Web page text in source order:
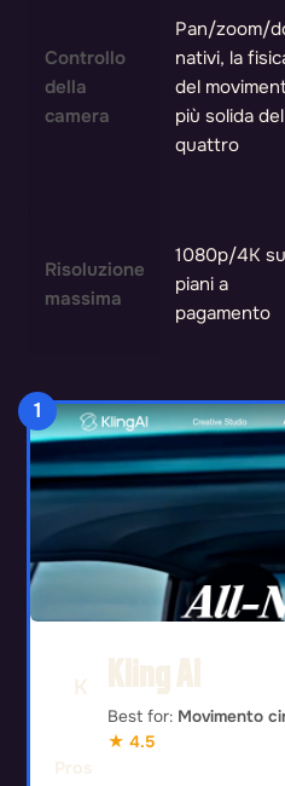
Controllo
della
camera
Pan/zoom/
nativi, la
del
più solida
quattro
Risoluzione
massima
1080p/4K
piani a
pagamento
1
Kling AI
Best for: Movimento
★ 4.5
Pros